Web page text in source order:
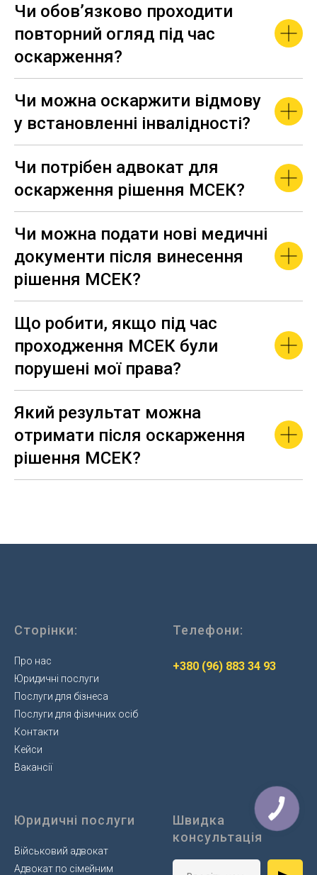
Чи обов’язково проходити
повторний огляд під час
оскарження?
Чи можна оскаржити відмову
у встановленні інвалідності?
Чи потрібен адвокат для
оскарження рішення МСЕК?
Чи можна подати нові медичні
документи після винесення
рішення МСЕК?
Що робити, якщо під час
проходження МСЕК були
порушені мої права?
Який результат можна
отримати після оскарження
рішення МСЕК?
Сторінки:
Про нас
Юридичні послуги
Послуги для бізнеса
Послуги для фізичних осіб
Контакти
Кейси
Вакансії
Телефони:
+380 (96) 883 34 93
Юридичні послуги
Військовий адвокат
Адвокат по сімейним
Швидка
консультація